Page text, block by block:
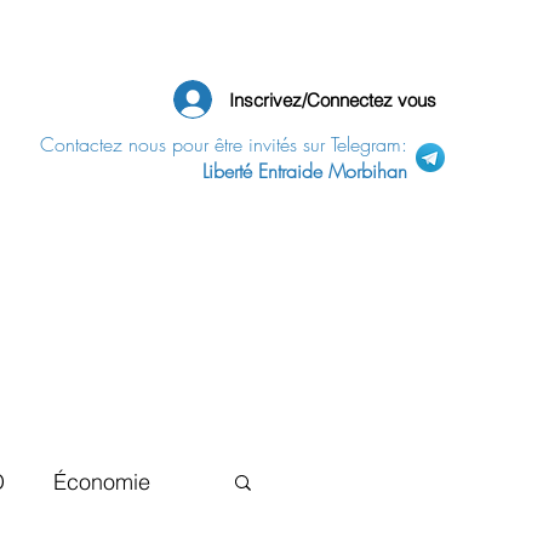
Inscrivez/Connectez vous
Contactez nous pour être invités sur Telegram:
Liberté Entraide Morbihan
Économie